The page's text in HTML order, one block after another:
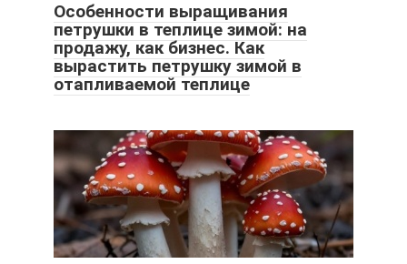
Особенности выращивания
петрушки в теплице зимой: на
продажу, как бизнес. Как
вырастить петрушку зимой в
отапливаемой теплице